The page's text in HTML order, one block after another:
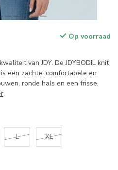
Op voorraad
van JDY. De JDYBODIL knit
een zachte, comfortabele en
ronde hals en een frisse,
.
L XL